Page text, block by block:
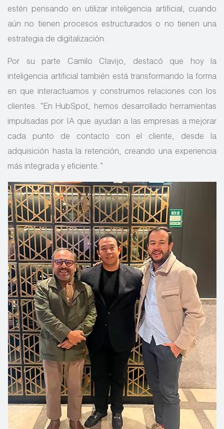
estén pensando en utilizar inteligencia artificial, cuando
aún no tienen procesos estructurados o no tienen una
estrategia de digitalización.
Por su parte Camilo Clavijo, destacó que hoy la
inteligencia artificial también está transformando la forma
en que interactuamos y construimos relaciones con los
clientes. “En HubSpot, hemos desarrollado herramientas
impulsadas por IA que ayudan a las empresas a mejorar
cada punto de contacto con el cliente, desde la
adquisición hasta la retención, creando una experiencia
más integrada y eficiente.”